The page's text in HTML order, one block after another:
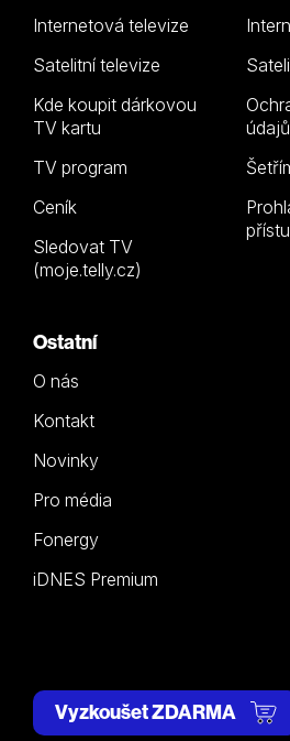
Internetová televize
Satelitní televize
Kde koupit dárkovou
TV kartu
TV program
Ceník
Sledovat TV
(moje.telly.cz)
údajů
Ostatní
O nás
Kontakt
Novinky
Pro média
Fonergy
iDNES Premium
Vyzkoušet ZDARMA